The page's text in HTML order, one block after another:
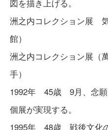
図を描き上げる。
洲之内コレクション展
館）
洲之内コレクション展（
手）
1992年 45歳 9月、念願
個展が実現する。
1995年 48歳 戦後文化